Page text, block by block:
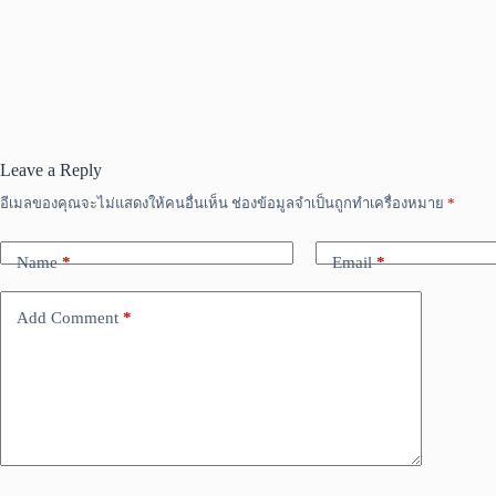
Leave a Reply
อีเมลของคุณจะไม่แสดงให้คนอื่นเห็น ช่องข้อมูลจำเป็นถูกทำเครื่องหมาย *
Name* Email*
Add Comment *